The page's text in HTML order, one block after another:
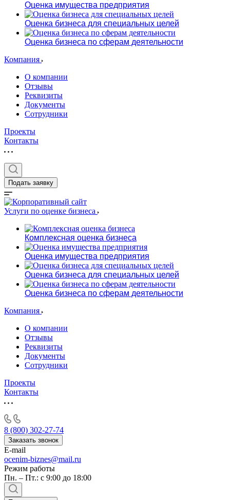
Оценка имущества предприятия
Оценка бизнеса для специальных целей
Оценка бизнеса по сферам деятельности
Компания
О компании
Отзывы
Реквизиты
Документы
Сотрудники
Проекты
Контакты
Подать заявку
Услуги по оценке бизнеса
Комплексная оценка бизнеса
Оценка имущества предприятия
Оценка бизнеса для специальных целей
Оценка бизнеса по сферам деятельности
Компания
О компании
Отзывы
Реквизиты
Документы
Сотрудники
Проекты
Контакты
8 (800) 302-27-74
Заказать звонок
E-mail
ocenim-biznes@mail.ru
Режим работы
Пн. – Пт.: с 9:00 до 18:00